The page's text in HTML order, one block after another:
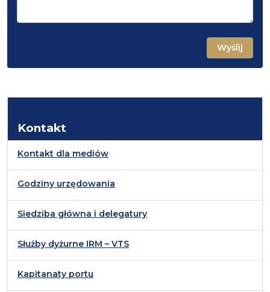
Wyślij
Kontakt
Kontakt dla mediów
Godziny urzędowania
Siedziba główna i delegatury
Służby dyżurne IRM – VTS
Kapitanaty portu